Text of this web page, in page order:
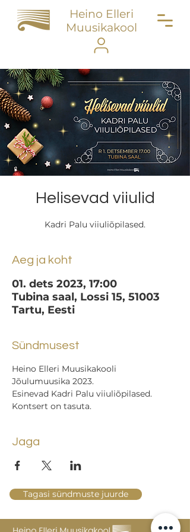
Heino Elleri
Muusikakool
Helisevad viiulid
Kadri Palu viiuliõpilased.
Aeg ja koht
01. dets 2023, 17:00
Tubina saal, Lossi 15, 51003
Tartu, Eesti
Sündmusest
Heino Elleri Muusikakooli
Jõulumuusika 2023.
Esinevad Kadri Palu viiuliõpilased.
Kontsert on tasuta.
Jaga
Tagasi sündmuste juurde